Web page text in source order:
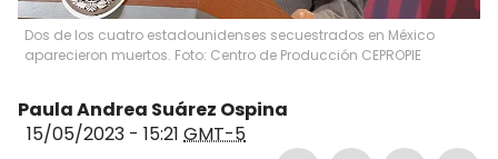
Dos de los cuatro estadounidenses secuestrados en México
aparecieron muertos. Foto: Centro de Producción CEPROPIE
Paula Andrea Suárez Ospina
15/05/2023 - 15:21 GMT-5